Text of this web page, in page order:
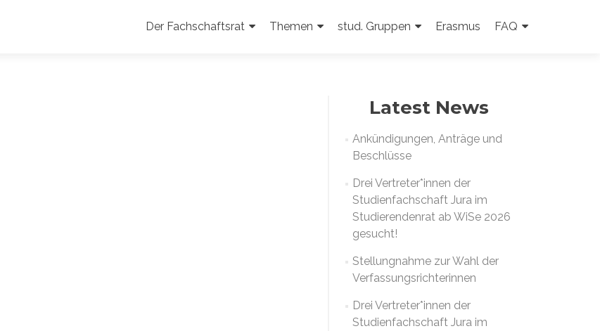
Inhalt
Der Fachschaftsrat Themen stud. Gruppen Erasmus FAQ
Latest News
Ankündigungen, Anträge und
Beschlüsse
Drei Vertreter*innen der
Studienfachschaft Jura im
Studierendenrat ab WiSe 2026
gesucht!
Stellungnahme zur Wahl der
Verfassungsrichterinnen
Drei Vertreter*innen der
Studienfachschaft Jura im